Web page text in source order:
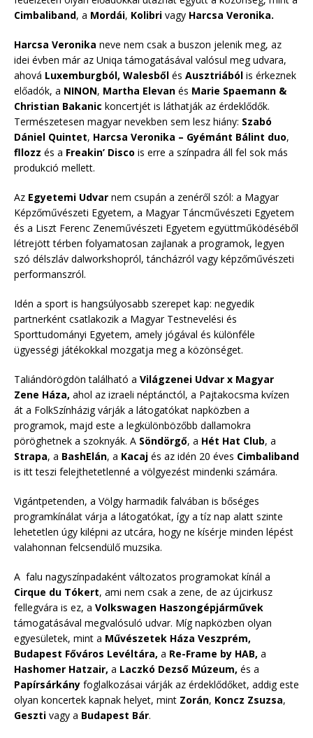
Cimbaliband, a Mordái, Kolibri vagy Harcsa Veronika.
Harcsa Veronika neve nem csak a buszon jelenik meg, az
idei évben már az Uniqa támogatásával valósul meg udvara,
ahová Luxemburgból, Walesből és Ausztriából is érkeznek
előadók, a NINON, Martha Elevan és Marie Spaemann &
Christian Bakanic koncertjét is láthatják az érdeklődők.
Természetesen magyar nevekben sem lesz hiány: Szabó
Dániel Quintet, Harcsa Veronika – Gyémánt Bálint duo,
fllozz és a Freakin’ Disco is erre a színpadra áll fel sok más
produkció mellett.
Az Egyetemi Udvar nem csupán a zenéről szól: a Magyar
Képzőművészeti Egyetem, a Magyar Táncművészeti Egyetem
és a Liszt Ferenc Zeneművészeti Egyetem együttműködéséből
létrejött térben folyamatosan zajlanak a programok, legyen
szó délszláv dalworkshopról, táncházról vagy képzőművészeti
performanszról.
Idén a sport is hangsúlyosabb szerepet kap: negyedik
partnerként csatlakozik a Magyar Testnevelési és
Sporttudományi Egyetem, amely jógával és különféle
ügyességi játékokkal mozgatja meg a közönséget.
Taliándörögdön található a Világzenei Udvar x Magyar
Zene Háza, ahol az izraeli néptánctól, a Pajtakocsma kvízen
át a FolkSzínházig várják a látogatókat napközben a
programok, majd este a legkülönbözőbb dallamokra
pöröghetnek a szoknyák. A Söndörgő, a Hét Hat Club, a
Strapa, a BashElán, a Kacaj és az idén 20 éves Cimbaliband
is itt teszi felejthetetlenné a völgyezést mindenki számára.
Vigántpetenden, a Völgy harmadik falvában is bőséges
programkínálat várja a látogatókat, így a tíz nap alatt szinte
lehetetlen úgy kilépni az utcára, hogy ne kísérje minden lépést
valahonnan felcsendülő muzsika.
A falu nagyszínpadaként változatos programokat kínál a
Cirque du Tókert, ami nem csak a zene, de az újcirkusz
fellegvára is ez, a Volkswagen Haszongépjárművek
támogatásával megvalósuló udvar. Míg napközben olyan
egyesületek, mint a Művészetek Háza Veszprém,
Budapest Főváros Levéltára, a Re-Frame by HAB, a
Hashomer Hatzair, a Laczkó Dezső Múzeum, és a
Papírsárkány foglalkozásai várják az érdeklődőket, addig este
olyan koncertek kapnak helyet, mint Zorán, Koncz Zsuzsa,
Geszti vagy a Budapest Bár.